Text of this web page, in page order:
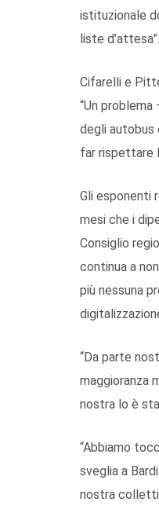
istituzionale
liste d’attesa”.
Cifarelli e
“Un
degli autobus
far rispettare
Gli esponenti
mesi che i
Consiglio
continua a
più nessuna
“Da parte
maggioranza
nostra lo è
“Abbiamo
sveglia a
nostra